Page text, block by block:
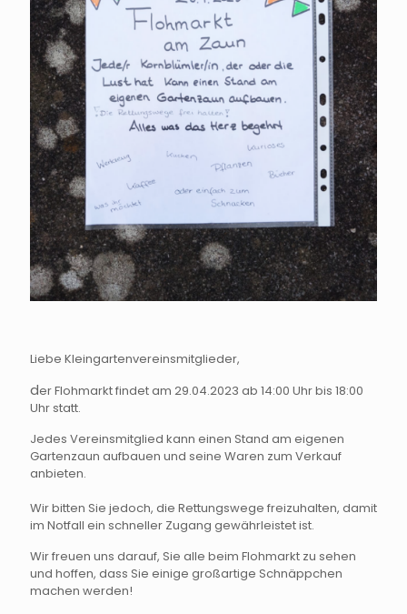
Liebe Kleingartenvereinsmitglieder,
der Flohmarkt findet am 29.04.2023 ab 14:00 Uhr bis 18:00
Uhr statt.
Jedes Vereinsmitglied kann einen Stand am eigenen
Gartenzaun aufbauen und seine Waren zum Verkauf
anbieten.
Wir bitten Sie jedoch, die Rettungswege freizuhalten, damit
im Notfall ein schneller Zugang gewährleistet ist.
Wir freuen uns darauf, Sie alle beim Flohmarkt zu sehen
und hoffen, dass Sie einige großartige Schnäppchen
machen werden!